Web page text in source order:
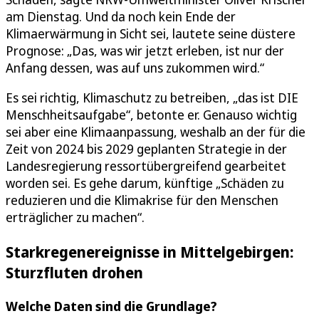
am Dienstag. Und da noch kein Ende der
Klimaerwärmung in Sicht sei, lautete seine düstere
Prognose: „Das, was wir jetzt erleben, ist nur der
Anfang dessen, was auf uns zukommen wird.“
Es sei richtig, Klimaschutz zu betreiben, „das ist DIE
Menschheitsaufgabe“, betonte er. Genauso wichtig
sei aber eine Klimaanpassung, weshalb an der für die
Zeit von 2024 bis 2029 geplanten Strategie in der
Landesregierung ressortübergreifend gearbeitet
worden sei. Es gehe darum, künftige „Schäden zu
reduzieren und die Klimakrise für den Menschen
erträglicher zu machen“.
Starkregenereignisse in Mittelgebirgen:
Sturzfluten drohen
Welche Daten sind die Grundlage?